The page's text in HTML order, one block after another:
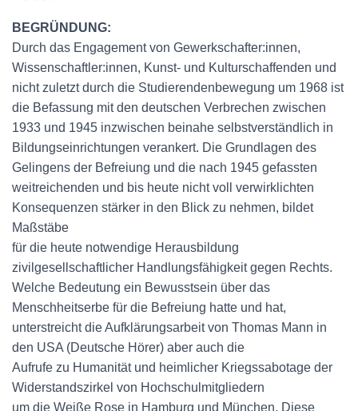
BEGRÜNDUNG:
Durch das Engagement von Gewerkschafter:innen,
Wissenschaftler:innen, Kunst- und Kulturschaffenden und
nicht zuletzt durch die Studierendenbewegung um 1968 ist
die Befassung mit den deutschen Verbrechen zwischen
1933 und 1945 inzwischen beinahe selbstverständlich in
Bildungseinrichtungen verankert. Die Grundlagen des
Gelingens der Befreiung und die nach 1945 gefassten
weitreichenden und bis heute nicht voll verwirklichten
Konsequenzen stärker in den Blick zu nehmen, bildet
Maßstäbe
für die heute notwendige Herausbildung
zivilgesellschaftlicher Handlungsfähigkeit gegen Rechts.
Welche Bedeutung ein Bewusstsein über das
Menschheitserbe für die Befreiung hatte und hat,
unterstreicht die Aufklärungsarbeit von Thomas Mann in
den USA (Deutsche Hörer) aber auch die
Aufrufe zu Humanität und heimlicher Kriegssabotage der
Widerstandszirkel von Hochschulmitgliedern
um die Weiße Rose in Hamburg und München. Diese